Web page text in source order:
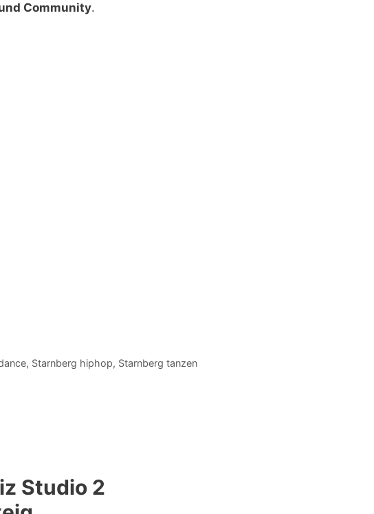
Community.
, Starnberg hiphop, Starnberg tanzen
Studio 2